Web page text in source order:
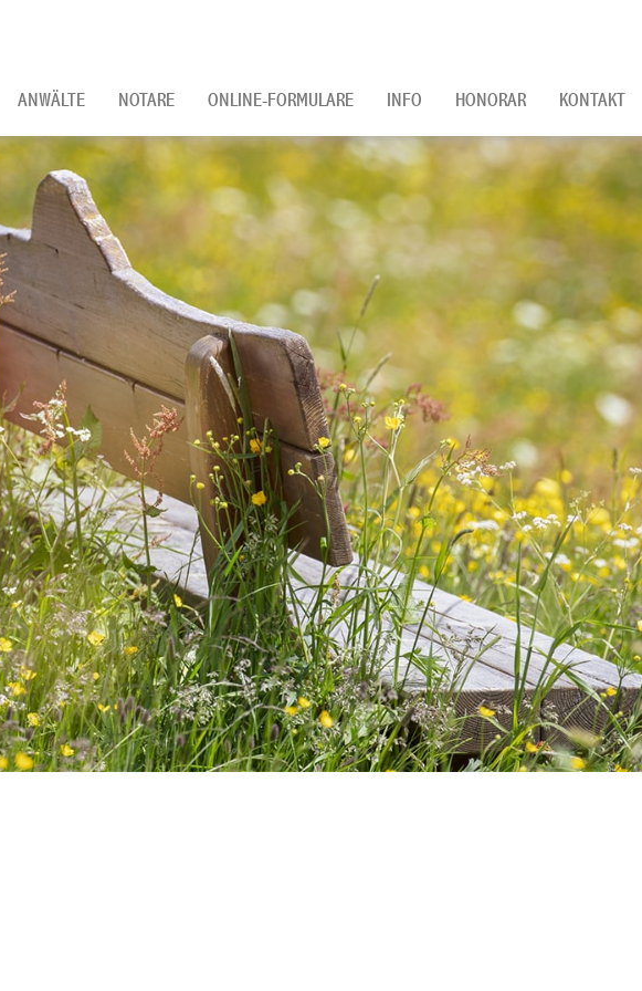
ANWÄLTE NOTARE ONLINE-FORMULARE INFO HONORAR KONTAKT